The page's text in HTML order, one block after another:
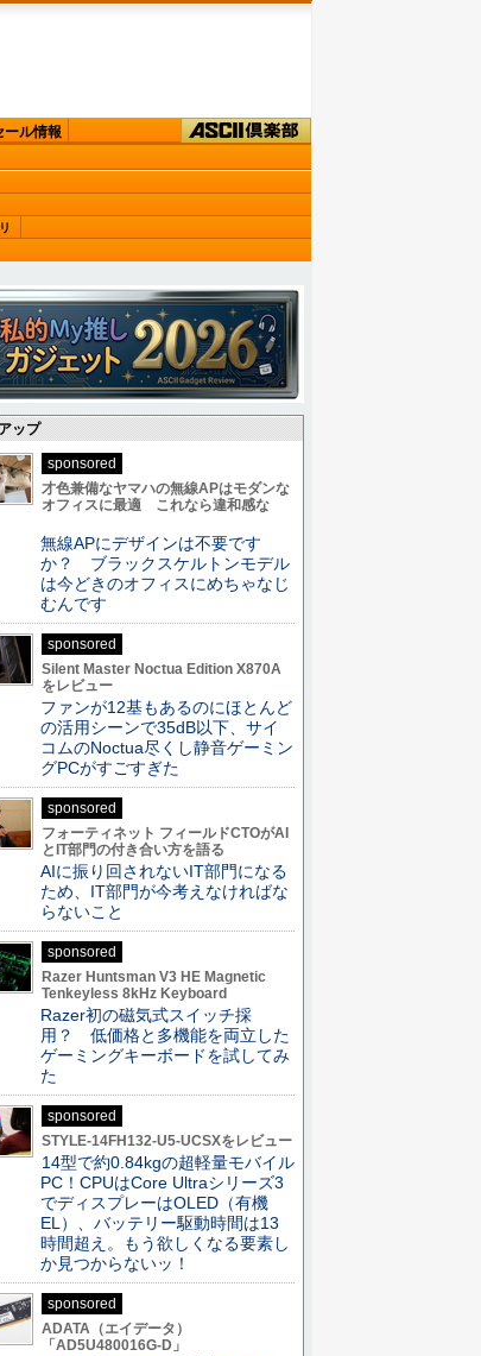
ール情報
ップ
sponsored
才色兼備なヤマハの無線APはモダンな
オフィスに最適 これなら違和感な
無線APにデザインは不要です
か？ ブラックスケルトンモデル
は今どきのオフィスにめちゃなじ
むんです
sponsored
Silent Master Noctua Edition X870A
をレビュー
ファンが12基もあるのにほとんど
の活用シーンで35dB以下、サイ
コムのNoctua尽くし静音ゲーミン
グPCがすごすぎた
sponsored
フォーティネット フィールドCTOがAI
とIT部門の付き合い方を語る
AIに振り回されないIT部門になる
ため、IT部門が今考えなければな
らないこと
sponsored
Razer Huntsman V3 HE Magnetic
Tenkeyless 8kHz Keyboard
Razer初の磁気式スイッチ採
用？ 低価格と多機能を両立した
ゲーミングキーボードを試してみ
た
sponsored
STYLE-14FH132-U5-UCSXをレビュー
14型で約0.84kgの超軽量モバイル
PC！CPUはCore Ultraシリーズ3
でディスプレーはOLED（有機
EL）、バッテリー駆動時間は13
時間超え。もう欲しくなる要素し
か見つからないッ！
sponsored
ADATA（エイデータ）
「AD5U480016G-D」